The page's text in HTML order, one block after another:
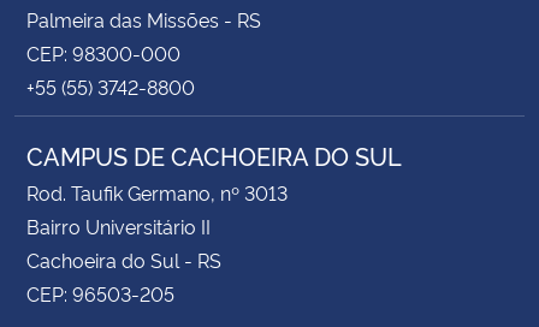
Palmeira das Missões - RS
CEP: 98300-000
+55 (55) 3742-8800
CAMPUS DE CACHOEIRA DO SUL
Rod. Taufik Germano, nº 3013
Bairro Universitário II
Cachoeira do Sul - RS
CEP: 96503-205